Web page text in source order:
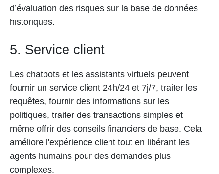
d’évaluation des risques sur la base de données
historiques.
5. Service client
Les chatbots et les assistants virtuels peuvent
fournir un service client 24h/24 et 7j/7, traiter les
requêtes, fournir des informations sur les
politiques, traiter des transactions simples et
même offrir des conseils financiers de base. Cela
améliore l'expérience client tout en libérant les
agents humains pour des demandes plus
complexes.